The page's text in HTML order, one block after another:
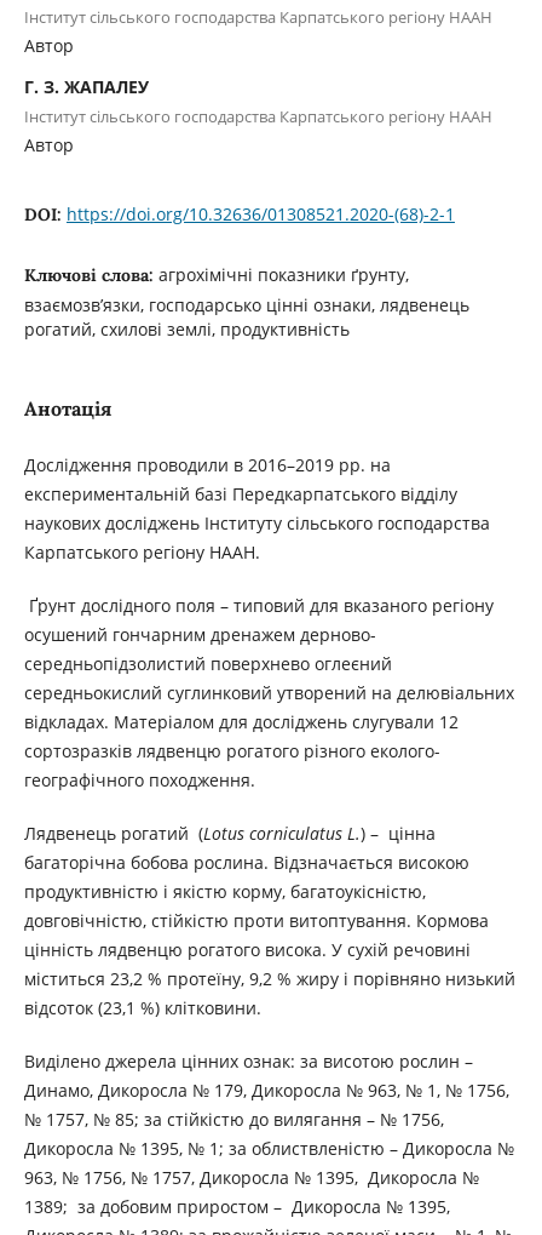
Інститут сільського господарства Карпатського регіону НААН
Автор
Г. З. ЖАПАЛЕУ
Інститут сільського господарства Карпатського регіону НААН
Автор
DOI: https://doi.org/10.32636/01308521.2020-(68)-2-1
Ключові слова: агрохімічні показники ґрунту,
взаємозв’язки, господарсько цінні ознаки, лядвенець
рогатий, схилові землі, продуктивність
Анотація
Дослідження проводили в 2016–2019 рр. на
експериментальній базі Передкарпатського відділу
наукових досліджень Інституту сільського господарства
Карпатського регіону НААН.
Ґрунт дослідного поля – типовий для вказаного регіону
осушений гончарним дренажем дерново-
середньопідзолистий поверхнево оглеєний
середньокислий суглинковий утворений на делювіальних
відкладах. Матеріалом для досліджень слугували 12
сортозразків лядвенцю рогатого різного еколого-
географічного походження.
Лядвенець рогатий (Lotus corniсulatus L.) – цінна
багаторічна бобова рослина. Відзначається високою
продуктивністю і якістю корму, багатоукісністю,
довговічністю, стійкістю проти витоптування. Кормова
цінність лядвенцю рогатого висока. У сухій речовині
міститься 23,2 % протеїну, 9,2 % жиру і порівняно низький
відсоток (23,1 %) клітковини.
Виділено джерела цінних ознак: за висотою рослин –
Динамо, Дикоросла № 179, Дикоросла № 963, № 1, № 1756,
№ 1757, № 85; за стійкістю до вилягання – № 1756,
Дикоросла № 1395, № 1; за облиствленістю – Дикоросла №
963, № 1756, № 1757, Дикоросла № 1395, Дикоросла №
1389; за добовим приростом – Дикоросла № 1395,